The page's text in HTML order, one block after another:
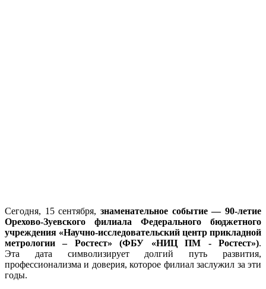
Сегодня, 15 сентября, знаменательное событие — 90-летие
Орехово-Зуевского филиала Федерального бюджетного
учреждения «Научно-исследовательский центр прикладной
метрологии – Ростест» (ФБУ «НИЦ ПМ - Ростест»).
Эта дата символизирует долгий путь развития,
профессионализма и доверия, которое филиал заслужил за эти
годы.